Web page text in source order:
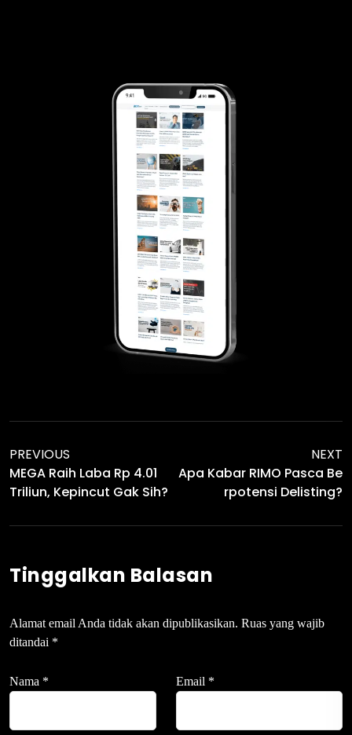
PREVIOUS
MEGA Raih Laba Rp 4.01
Triliun, Kepincut Gak Sih?
NEXT
Apa Kabar RIMO Pasca Be
Rpotensi Delisting?
Tinggalkan Balasan
Alamat email Anda tidak akan dipublikasikan. Ruas yang wajib
ditandai *
Nama * Email *